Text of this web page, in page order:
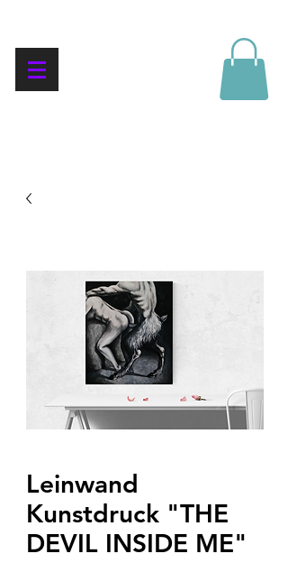
Leinwand
Kunstdruck "THE
DEVIL INSIDE ME"